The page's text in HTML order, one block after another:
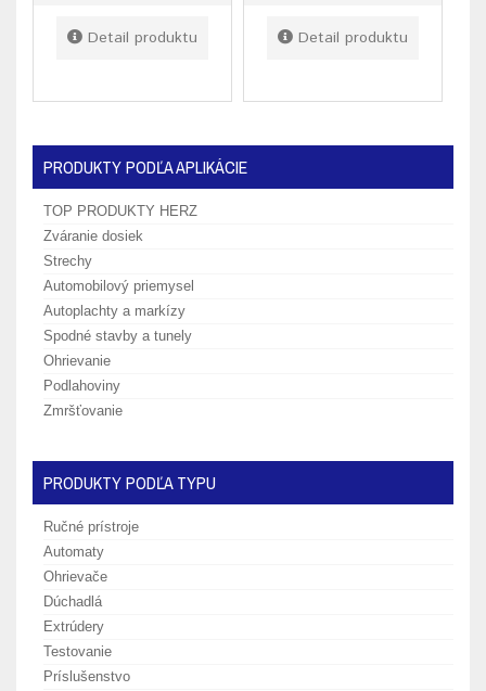
Detail produktu
Detail produktu
PRODUKTY PODĽA APLIKÁCIE
TOP PRODUKTY HERZ
Zváranie dosiek
Strechy
Automobilový priemysel
Autoplachty a markízy
Spodné stavby a tunely
Ohrievanie
Podlahoviny
Zmršťovanie
PRODUKTY PODĽA TYPU
Ručné prístroje
Automaty
Ohrievače
Dúchadlá
Extrúdery
Testovanie
Príslušenstvo